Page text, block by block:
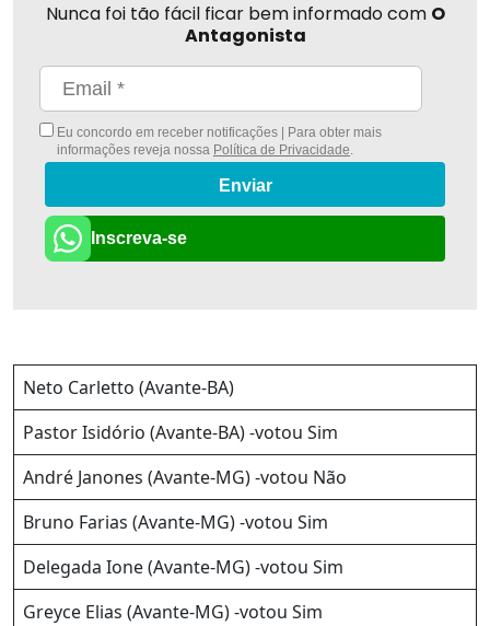
Nunca foi tão fácil ficar bem informado com O
Antagonista
Eu concordo em receber notificações | Para obter mais
informações reveja nossa Política de Privacidade.
Enviar
Inscreva-se
Neto Carletto (Avante-BA)
Pastor Isidório (Avante-BA) -votou Sim
André Janones (Avante-MG) -votou Não
Bruno Farias (Avante-MG) -votou Sim
Delegada Ione (Avante-MG) -votou Sim
Greyce Elias (Avante-MG) -votou Sim